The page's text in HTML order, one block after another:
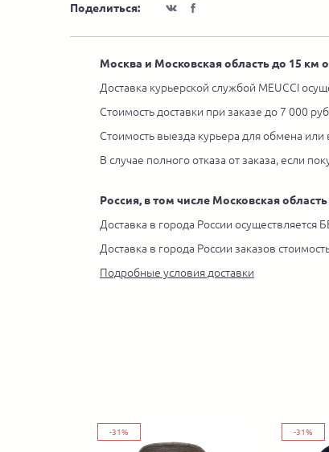
Поделиться:
Москва и Московская область до 15 км
Доставка курьерской службой MEUCCI
Стоимость доставки при заказе до 7 000
Стоимость выезда курьера для обмена или
В случае полного отказа от заказа, если
Россия, в том числе Московская
Доставка в города России
Доставка в города России заказов
Подробные условия доставки
-31% -31%